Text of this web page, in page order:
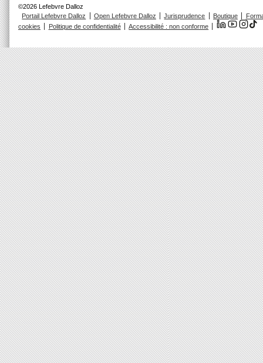
©2026 Lefebvre Dalloz
Portail Lefebvre Dalloz
Open Lefebvre Dalloz Jurisprudence Boutique
cookies
Politique de confidentialité Accessibilité : non conforme